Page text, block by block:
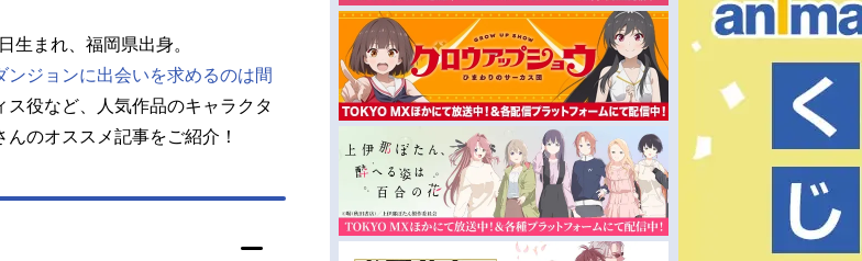
生まれ、福岡県出身。
ンジョンに出会いを求めるのは間
ス役など、人気作品のキャラクタ
んのオススメ記事をご紹介！